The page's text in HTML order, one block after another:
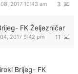
3
2017 10:43 am
FK Željezničar
11
2017 9:42 pm
Brijeg- FK